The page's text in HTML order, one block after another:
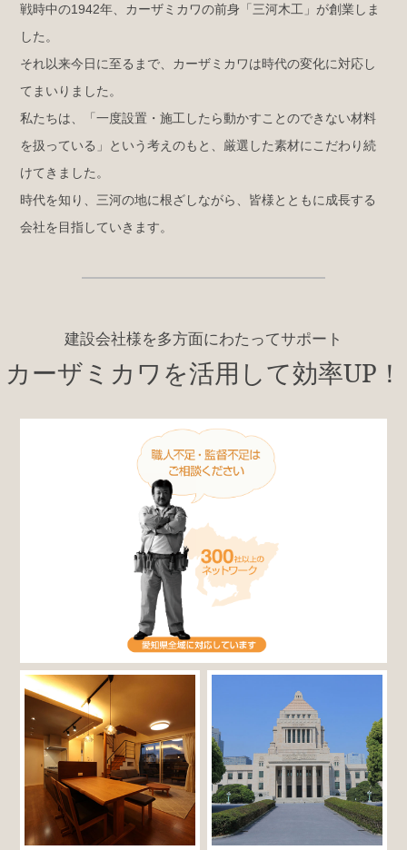
戦時中の1942年、カーザミカワの前身「三河木工」が創業しま
した。
それ以来今日に至るまで、カーザミカワは時代の変化に対応し
てまいりました。
私たちは、「一度設置・施工したら動かすことのできない材料
を扱っている」という考えのもと、厳選した素材にこだわり続
けてきました。
時代を知り、三河の地に根ざしながら、皆様とともに成長する
会社を目指していきます。
建設会社様を多方面にわたってサポート
カーザミカワを活用して効率UP！